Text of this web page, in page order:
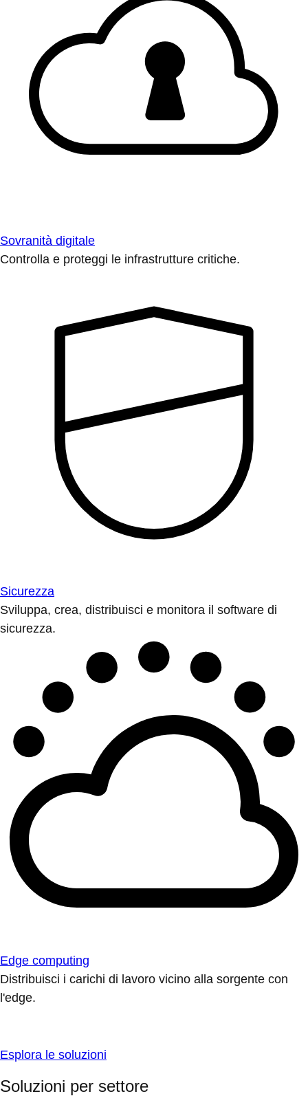
Sovranità digitale
Controlla e proteggi le infrastrutture critiche.
Sicurezza
Sviluppa, crea, distribuisci e monitora il software di
sicurezza.
Edge computing
Distribuisci i carichi di lavoro vicino alla sorgente con
l'edge.
Esplora le soluzioni
Soluzioni per settore